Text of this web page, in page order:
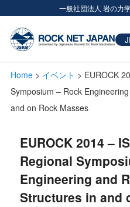
一般社団法人 岩の力
Home > イベント > EUROCK
Symposium – Rock
and on Rock Masses
EUROCK 2014 –
Regional
Engineering and
Structures in and